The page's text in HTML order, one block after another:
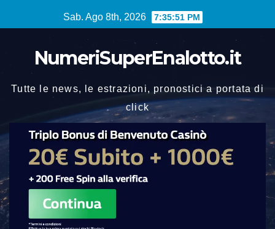
al
Sab. Ago 8th, 2026 7:35:52 PM
NumeriSuperEnalotto.it
Tutte le news, le estrazioni, pronostici a portata di
click